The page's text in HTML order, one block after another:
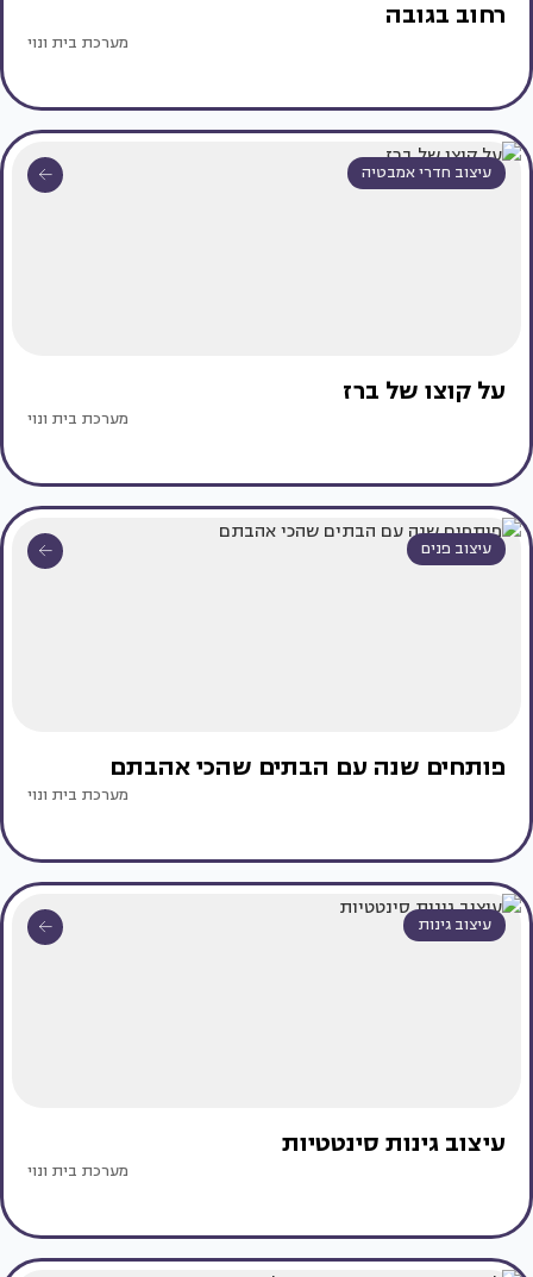
רחוב בגובה
מערכת בית ונוי
עיצוב חדרי אמבטיה
על קוצו של ברז
מערכת בית ונוי
עיצוב פנים
פותחים שנה עם הבתים שהכי אהבתם
מערכת בית ונוי
עיצוב גינות
עיצוב גינות סינטטיות
מערכת בית ונוי